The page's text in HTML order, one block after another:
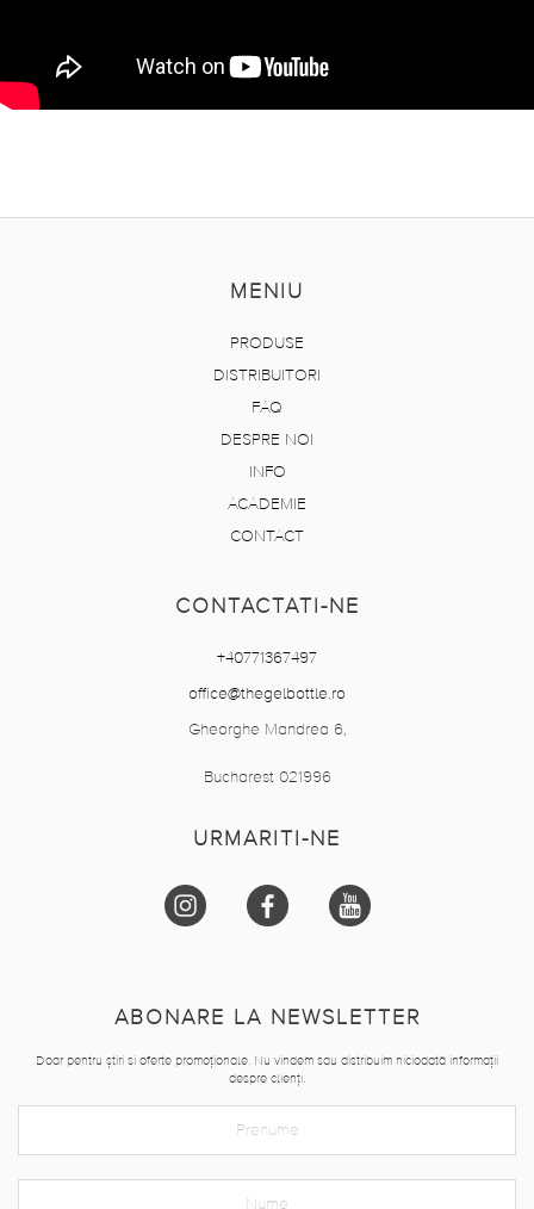
MENIU
PRODUSE
DISTRIBUITORI
FAQ
DESPRE NOI
INFO
ACADEMIE
CONTACT
CONTACTATI-NE
+40771367497
office@thegelbottle.ro
Gheorghe Mandrea 6,
Bucharest 021996
URMARITI-NE
ABONARE LA NEWSLETTER
Doar pentru știri si oferte promoționale. Nu vindem sau distribuim niciodată informații
despre clienți.